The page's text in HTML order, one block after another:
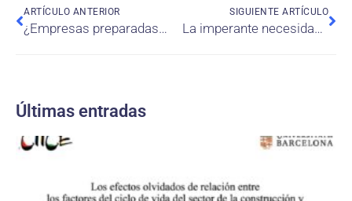
ARTÍCULO ANTERIOR
¿Empresas preparadas para la poscrisis?
SIGUIENTE ARTÍCULO
La imperante necesidad de promover un sistema de banca responsable en nuestra sociedad
Últimas entradas